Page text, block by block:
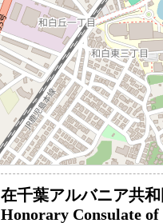
在千葉アルバニア共
Honorary Consulate